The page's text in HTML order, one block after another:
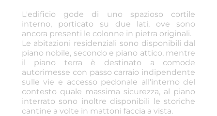
L'edificio gode di uno spazioso cortile
interno, porticato su due lati, ove sono
ancora presenti le colonne in pietra originali.
Le abitazioni residenziali sono disponibili dal
piano nobile, secondo e piano attico, mentre
il piano terra è destinato a comode
autorimesse con passo carraio indipendente
sulle vie e accesso pedonale all'interno del
contesto quale massima sicurezza, al piano
interrato sono inoltre disponibili le storiche
cantine a volte in mattoni faccia a vista.